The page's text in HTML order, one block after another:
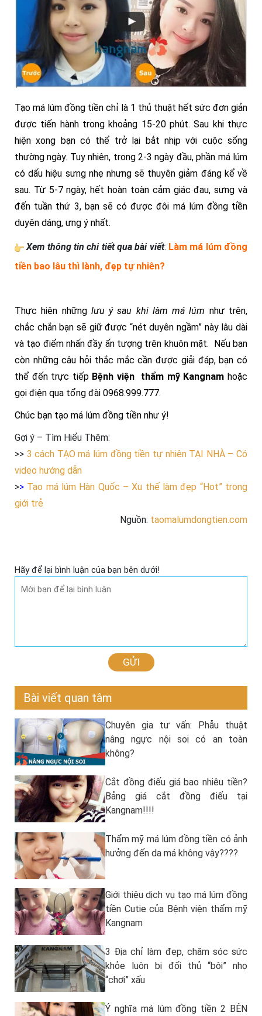
Tạo má lúm đồng tiền chỉ là 1 thủ thuật hết sức đơn giản
được tiến hành trong khoảng 15-20 phút. Sau khi thực
hiện xong bạn có thể trở lại bắt nhịp với cuộc sống
thường ngày. Tuy nhiên, trong 2-3 ngày đầu, phần má lúm
có dấu hiệu sưng nhẹ nhưng sẽ thuyên giảm đáng kể về
sau. Từ 5-7 ngày, hết hoàn toàn cảm giác đau, sưng và
đến tuần thứ 3, bạn sẽ có được đôi má lúm đồng tiền
duyên dáng, ưng ý nhất.
Xem thông tin chi tiết qua bài viết: Làm má lúm đồng
tiền bao lâu thì lành, đẹp tự nhiên?
Thực hiện những lưu ý sau khi làm má lúm như trên,
chắc chắn bạn sẽ giữ được “nét duyên ngầm” này lâu dài
và tạo điểm nhấn đầy ấn tượng trên khuôn mặt. Nếu bạn
còn những câu hỏi thắc mắc cần được giải đáp, bạn có
thể đến trực tiếp Bệnh viện thẩm mỹ Kangnam hoặc
gọi điện qua tổng đài 0968.999.777.
Chúc bạn tạo má lúm đồng tiền như ý!
Gợi ý – Tìm Hiểu Thêm:
>> 3 cách TẠO má lúm đồng tiền tự nhiên TẠI NHÀ – Có
video hướng dẫn
>> Tạo má lúm Hàn Quốc – Xu thế làm đẹp “Hot” trong
giới trẻ
Nguồn: taomalumdongtien.com
Hãy để lại bình luận của bạn bên dưới!
GỬI
Bài viết quan tâm
Chuyên gia tư vấn: Phẫu thuật
nâng ngực nội soi có an toàn
không?
Cắt đồng điếu giá bao nhiêu tiền?
Bảng giá cắt đồng điếu tại
Kangnam!!!!
Thẩm mỹ má lúm đồng tiền có ảnh
hưởng đến da má không vậy????
Giới thiệu dịch vụ tạo má lúm đồng
tiền Cutie của Bệnh viện thẩm mỹ
Kangnam
3 Địa chỉ làm đẹp, chăm sóc sức
khỏe luôn bị đối thủ “bôi” nhọ
“chơi” xấu
Ý nghĩa má lúm đồng tiền 2 BÊN